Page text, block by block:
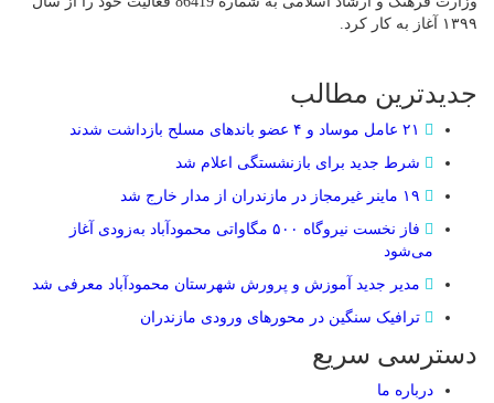
۱۳۹۹ آغاز به کار کرد.
جدیدترین مطالب
شرط جدید برای بازنشستگی اعلام شد
فاز نخست نیروگاه ۵۰۰ مگاواتی محمودآباد به‌زودی آغاز
می‌شود
مدیر جدید آموزش و پرورش شهرستان محمودآباد معرفی شد
ترافیک سنگین در محور‌های ورودی مازندران
دسترسی سریع
درباره ما